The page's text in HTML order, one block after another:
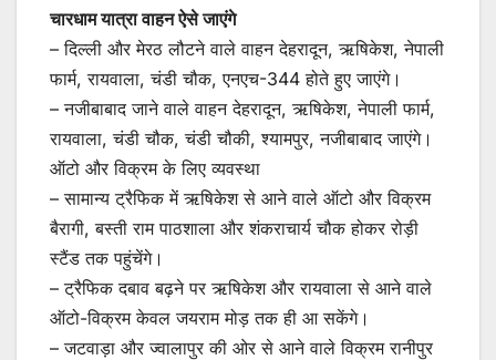
चारधाम यात्रा वाहन ऐसे जाएंगे
– दिल्ली और मेरठ लौटने वाले वाहन देहरादून, ऋषिकेश, नेपाली
फार्म, रायवाला, चंडी चौक, एनएच-344 होते हुए जाएंगे।
– नजीबाबाद जाने वाले वाहन देहरादून, ऋषिकेश, नेपाली फार्म,
रायवाला, चंडी चौक, चंडी चौकी, श्यामपुर, नजीबाबाद जाएंगे।
ऑटो और विक्रम के लिए व्यवस्था
– सामान्य ट्रैफिक में ऋषिकेश से आने वाले ऑटो और विक्रम
बैरागी, बस्ती राम पाठशाला और शंकराचार्य चौक होकर रोड़ी
स्टैंड तक पहुंचेंगे।
– ट्रैफिक दबाव बढ़ने पर ऋषिकेश और रायवाला से आने वाले
ऑटो-विक्रम केवल जयराम मोड़ तक ही आ सकेंगे।
– जटवाड़ा और ज्वालापुर की ओर से आने वाले विक्रम रानीपुर